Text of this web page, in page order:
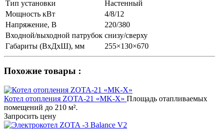
Тип установки
Настенный
Мощность кВт
4/8/12
Напряжение, В
220/380
Входной/выходной патрубок снизу/сверху
Габариты (ВхДхШ), мм
255×130×670
Похожие товары :
Котел отопления ZOTA-21 «MK-X» Площадь отапливаемых
помещений до 210 м².
Запросить цену